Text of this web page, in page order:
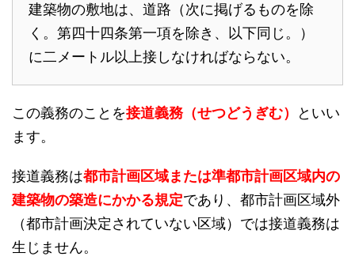
建築物の敷地は、道路（次に掲げるものを除
く。第四十四条第一項を除き、以下同じ。）
に二メートル以上接しなければならない。
この義務のことを接道義務（せつどうぎむ）
といい
ます。
接道義務は都市計画区域または準都市計画区域内の
建築物の築造にかかる規定であり、都市計画区域外
（都市計画決定されていない区域）では接道義務は
生じません。